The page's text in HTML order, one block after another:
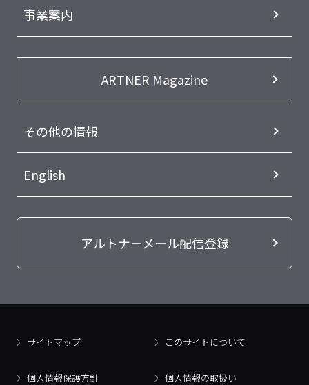
事業案内
ARTNER Magazine
その他の情報
English
アルトナーメール配信登録
サイトマップ このサイトについて
個人情報保護方針 個人情報の取扱い